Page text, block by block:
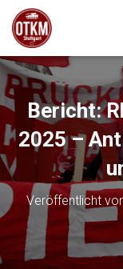
Bericht:
2025 –
Veröffentlicht